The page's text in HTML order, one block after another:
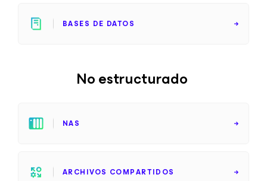
BASES DE DATOS
No estructurado
NAS
ARCHIVOS COMPARTIDOS